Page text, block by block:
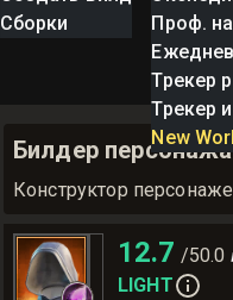
Сборки
Проф.
Трекер
Трекер
New
Билдер
Конструктор
12.7 /50.0
LIGHT